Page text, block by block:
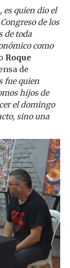
es quien dio el
de los
de toda
como
Roque
de
fue quien
hijos de
el domingo
sino una